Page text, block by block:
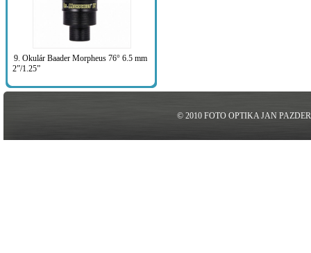
9. Okulár Baader Morpheus 76° 6.5 mm
2”/1.25”
© 2010 FOTO OPTIKA JAN